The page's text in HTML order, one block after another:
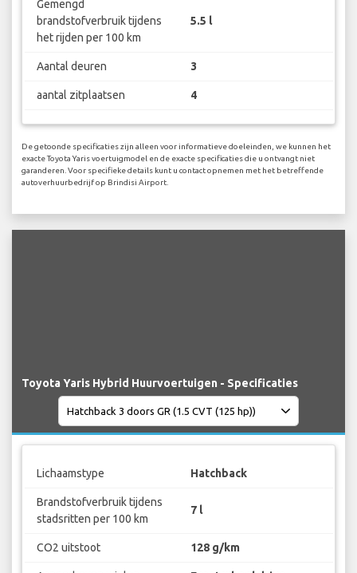
Gemengd
brandstofverbruik tijdens
het rijden per 100 km
5.5 l
Aantal deuren 3
aantal zitplaatsen 4
De getoonde specificaties zijn alleen voor informatieve doeleinden, we kunnen het
exacte Toyota Yaris voertuigmodel en de exacte specificaties die u ontvangt niet
garanderen. Voor specifieke details kunt u contact opnemen met het betreffende
autoverhuurbedrijf op Brindisi Airport.
Toyota Yaris Hybrid Huurvoertuigen - Specificaties
Lichaamstype Hatchback
Brandstofverbruik tijdens
stadsritten per 100 km
7 l
CO2 uitstoot 128 g/km